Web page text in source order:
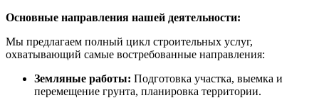
Основные направления нашей деятельности:
Мы предлагаем полный цикл строительных услуг,
охватывающий самые востребованные направления:
Земляные работы: Подготовка участка, выемка и
перемещение грунта, планировка территории.